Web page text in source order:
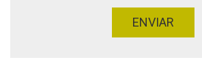
Aceptación de condiciones*
ENVIAR